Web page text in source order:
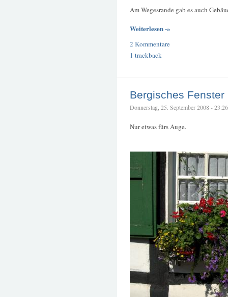
Am Wegesrande gab es auch
Weiterlesen -»
2 Kommentare
1 trackback
Bergisches Fenster
Donnerstag, 25. September 2008 -
Nur etwas fürs Auge.